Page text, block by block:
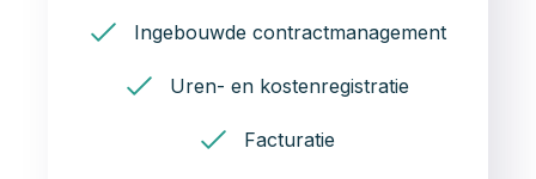
Ingebouwde contractmanagement
Uren- en kostenregistratie
Facturatie